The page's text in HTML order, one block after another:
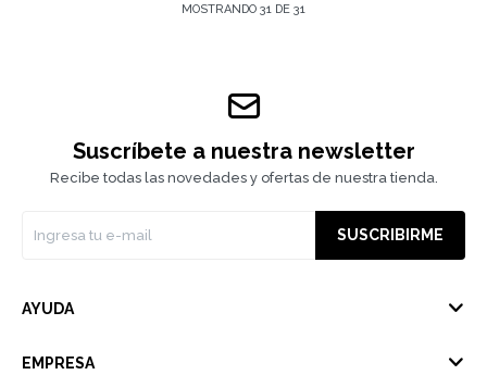
MOSTRANDO 31 DE 31
Suscríbete a nuestra newsletter
Recibe todas las novedades y ofertas de nuestra tienda.
SUSCRIBIRME
AYUDA
EMPRESA